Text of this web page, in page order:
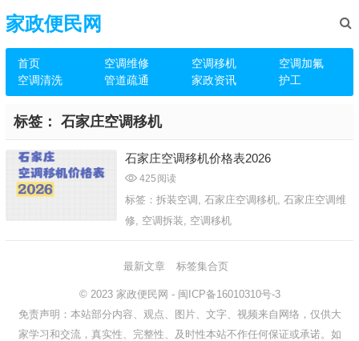
家政便民网
首页 空调维修 空调移机
空调加氟
空调清洗
管道疏通 家政资讯 护工
标签： 石家庄空调移机
石家庄空调移机价格表2026
425 阅读
标签： 拆装空调 , 石家庄空调移机, 石家庄空调维
修, 空调拆装, 空调移机
最新文章 标签集合页
© 2023 家政便民网 - 闽ICP备16010310号-3
免责声明：本站部分内容、观点、图片、文字、视频来自网络，仅供大
家学习和交流，真实性、完整性、及时性本站不作任何保证或承诺。如